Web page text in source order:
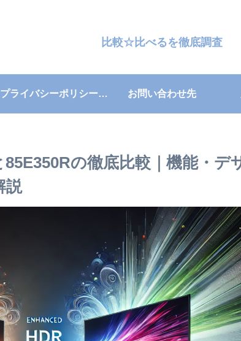
比較☆比べるを徹底調査
プライバシーポリシー・免責事項 お問い合わせ先
の徹底比較｜機能・デ
説